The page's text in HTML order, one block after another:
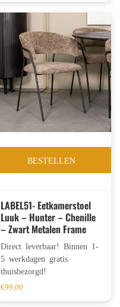
BESTELLEN
LABEL51- Eetkamerstoel
Luuk – Hunter – Chenille
– Zwart Metalen Frame
Direct leverbaar! Binnen 1-
5 werkdagen gratis
thuisbezorgd!
€99,00